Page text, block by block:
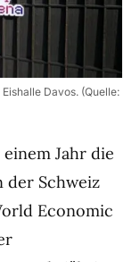
Davos. (Quelle:
Jahr die
Schweiz
Economic